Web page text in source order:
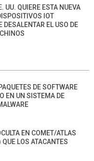
UU. QUIERE ESTA NUEVA
IOT
DESALENTAR EL USO DE
DE SOFTWARE
EN UN SISTEMA DE
EN COMET/ATLAS
LOS ATACANTES